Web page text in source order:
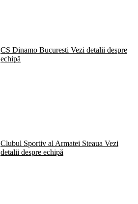
CS Dinamo Bucuresti Vezi detalii despre
echipă
Clubul Sportiv al Armatei Steaua Vezi
detalii despre echipă